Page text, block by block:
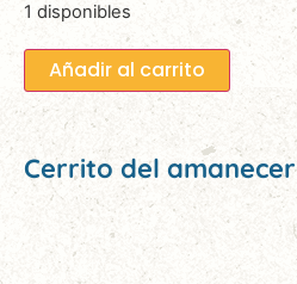
1 disponibles
Añadir al carrito
Cerrito del amanecer